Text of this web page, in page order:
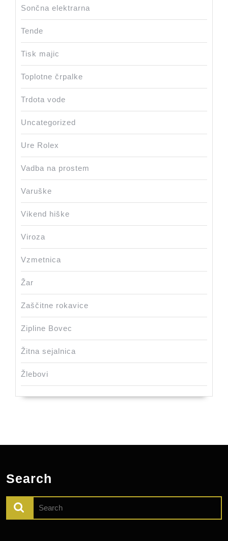
Sončna elektrarna
Tende
Tisk majic
Toplotne črpalke
Trdota vode
Uncategorized
Ure Rolex
Vadba na prostem
Varuške
Vikend hiške
Viroza
Vzmetnica
Žar
Zaščitne rokavice
Zipline Bovec
Žitna sejalnica
Žlebovi
Search
for: